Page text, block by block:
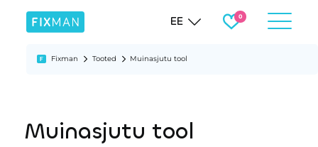
EE
Fixman Tooted Muinasjutu tool
Muinasjutu tool